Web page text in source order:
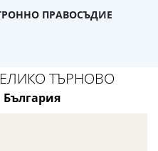
ПРАВОСЪДИЕ
ТЪРНОВО
България